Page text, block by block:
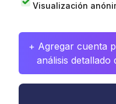
Visualización
+ Agregar cuenta
análisis detallado